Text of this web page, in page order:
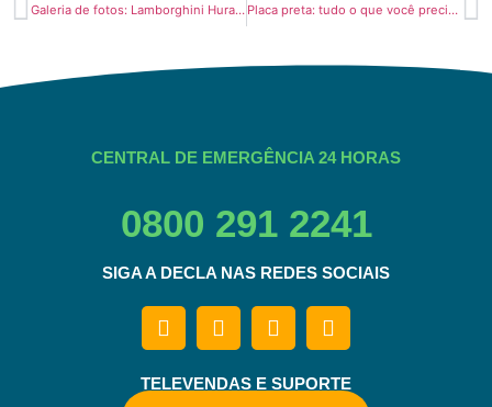
Galeria de fotos: Lamborghini Huracán EVO 2020 Placa preta: tudo o que você precisa saber!
CENTRAL DE EMERGÊNCIA 24 HORAS
0800 291 2241
SIGA A DECLA NAS REDES SOCIAIS
TELEVENDAS E SUPORTE